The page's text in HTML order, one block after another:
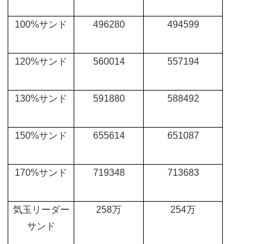
100%サンド 496280 494599
120%サンド 560014 557194
130%サンド 591880 588492
150%サンド 655614 651087
170%サンド 719348 713683
気玉リーダー
サンド
258万 254万